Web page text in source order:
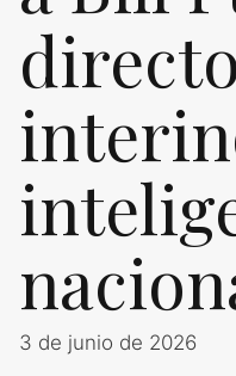
3 de junio de 2026